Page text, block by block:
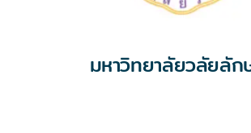
มหาวิทยาลัยวลัยลั